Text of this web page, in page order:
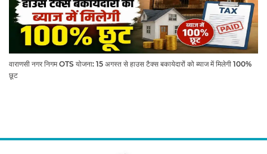
वाराणसी नगर निगम OTS योजना: 15 अगस्त से हाउस टैक्स बकायेदारों को ब्याज में मिलेगी 100%
छूट